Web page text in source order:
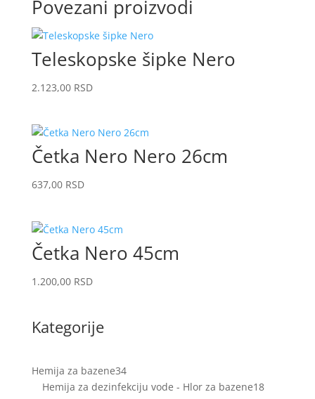
Povezani proizvodi
Teleskopske šipke Nero
2.123,00RSD
Četka Nero Nero 26cm
637,00RSD
Četka Nero 45cm
1.200,00RSD
Kategorije
Hemija za bazene3434
proizvoda
Hemija za dezinfekciju vode - Hlor za bazene1818